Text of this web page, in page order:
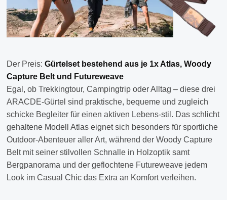
Der Preis: Gürtelset bestehend aus je 1x Atlas, Woody
Capture Belt und Futureweave
Egal, ob Trekkingtour, Campingtrip oder Alltag – diese drei
ARACDE-Gürtel sind praktische, bequeme und zugleich
schicke Begleiter für einen aktiven Lebens-stil. Das schlicht
gehaltene Modell Atlas eignet sich besonders für sportliche
Outdoor-Abenteuer aller Art, während der Woody Capture
Belt mit seiner stilvollen Schnalle in Holzoptik samt
Bergpanorama und der geflochtene Futureweave jedem
Look im Casual Chic das Extra an Komfort verleihen.